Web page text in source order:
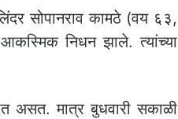
सोपानराव कामठे (वय ६३,
आकस्मिक निधन झाले. त्यांच्या
असत. मात्र बुधवारी सकाळी